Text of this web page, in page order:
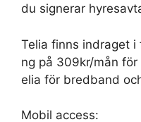
du signerar
Telia finns indraget
ng på 309kr/mån
elia för bredband
Mobil access: